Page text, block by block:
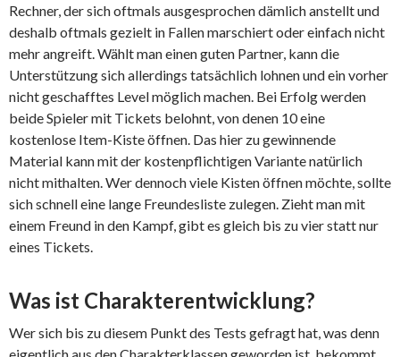
Rechner, der sich oftmals ausgesprochen dämlich anstellt und
deshalb oftmals gezielt in Fallen marschiert oder einfach nicht
mehr angreift. Wählt man einen guten Partner, kann die
Unterstützung sich allerdings tatsächlich lohnen und ein vorher
nicht geschafftes Level möglich machen. Bei Erfolg werden
beide Spieler mit Tickets belohnt, von denen 10 eine
kostenlose Item-Kiste öffnen. Das hier zu gewinnende
Material kann mit der kostenpflichtigen Variante natürlich
nicht mithalten. Wer dennoch viele Kisten öffnen möchte, sollte
sich schnell eine lange Freundesliste zulegen. Zieht man mit
einem Freund in den Kampf, gibt es gleich bis zu vier statt nur
eines Tickets.
Was ist Charakterentwicklung?
Wer sich bis zu diesem Punkt des Tests gefragt hat, was denn